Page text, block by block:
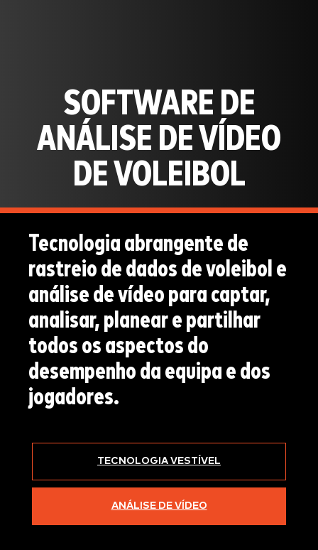
SOFTWARE DE
ANÁLISE DE VÍDEO
DE VOLEIBOL
Tecnologia abrangente de
rastreio de dados de voleibol e
análise de vídeo para captar,
analisar, planear e partilhar
todos os aspectos do
desempenho da equipa e dos
jogadores.
TECNOLOGIA VESTÍVEL
ANÁLISE DE VÍDEO